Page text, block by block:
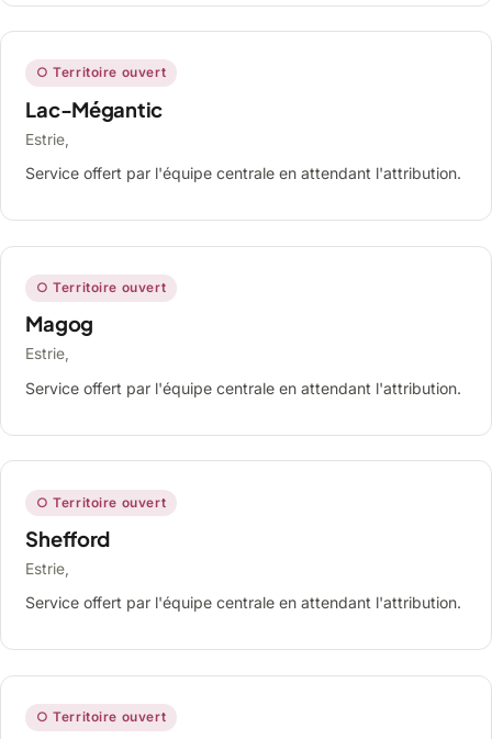
○ Territoire ouvert
Lac-Mégantic
Estrie,
Service offert par l'équipe centrale en attendant l'attribution.
○ Territoire ouvert
Magog
Estrie,
Service offert par l'équipe centrale en attendant l'attribution.
○ Territoire ouvert
Shefford
Estrie,
Service offert par l'équipe centrale en attendant l'attribution.
○ Territoire ouvert